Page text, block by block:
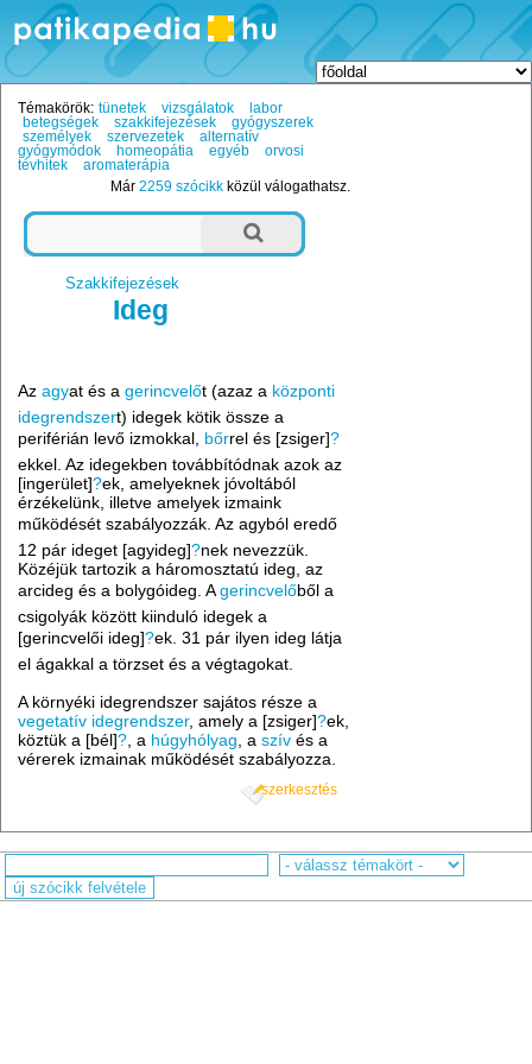
Témakörök: tünetek vizsgálatok
labor
betegségek
szakkifejezések
gyógyszerek
személyek
szervezetek
alternatív
gyógymódok
homeopátia egyéb
orvosi
tévhitek
aromaterápia
Már2259 szócikk közül válogathatsz.
Szakkifejezések
Ideg
Azagyat és agerincvelőt (azaz a központi
idegrendszert) idegek kötik össze a
periférián levő izmokkal, bőrrel és [zsiger]?
ekkel. Az idegekben továbbítódnak azok az
[ingerület]?ek, amelyeknek jóvoltából
érzékelünk, illetve amelyek izmaink
működését szabályozzák. Az agyból eredő
12 pár ideget [agyideg]?nek nevezzük.
Közéjük tartozik a háromosztatú ideg, az
arcideg és a bolygóideg. Agerincvelőből a
csigolyák között kiinduló idegek a
[gerincvelői ideg]?ek. 31 pár ilyen ideg látja
el ágakkal a törzset és a végtagokat.
A környéki idegrendszer sajátos része a
vegetatív idegrendszer, amely a [zsiger]?ek,
köztük a [bél]? , a húgyhólyag , aszív és a
vérerek izmainak működését szabályozza.
szerkesztés